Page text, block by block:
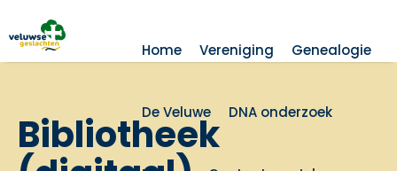
Home Vereniging Genealogie
De Veluwe DNA onderzoek
Bibliotheek